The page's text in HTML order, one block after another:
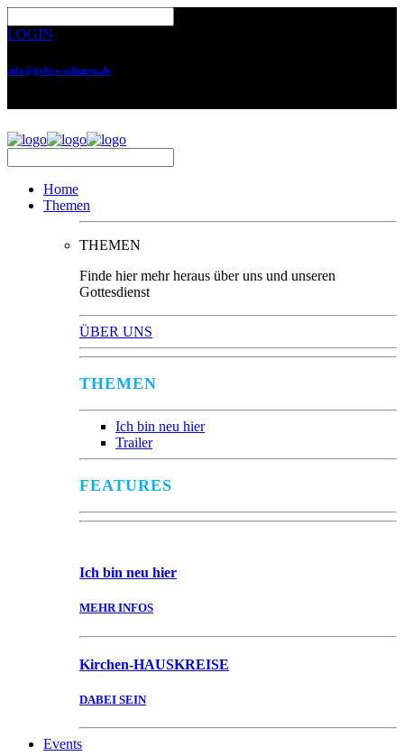
LOGIN
info@golive-solingen.de
Home
Themen
THEMEN
Finde hier mehr heraus über uns und unseren
Gottesdienst
ÜBER UNS
THEMEN
Ich bin neu hier
Trailer
FEATURES
Ich bin neu hier
MEHR INFOS
Kirchen-HAUSKREISE
DABEI SEIN
Events